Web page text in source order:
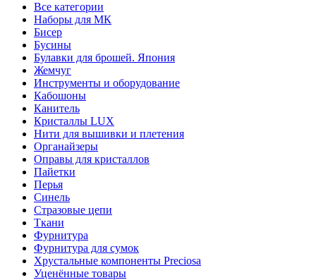
Все категории
Наборы для МК
Бисер
Бусины
Булавки для брошей. Япония
Жемчуг
Инструменты и оборудование
Кабошоны
Канитель
Кристаллы LUX
Нити для вышивки и плетения
Органайзеры
Оправы для кристаллов
Пайетки
Перья
Синель
Стразовые цепи
Ткани
Фурнитура
Фурнитура для сумок
Хрустальные компоненты Preciosa
Уценённые товары